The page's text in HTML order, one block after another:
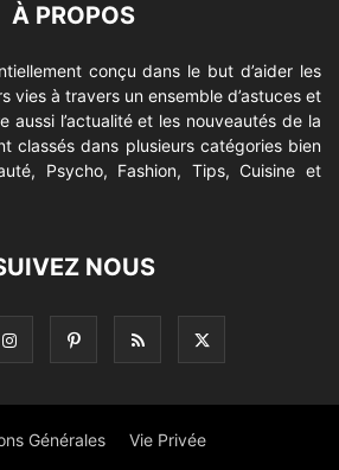
À PROPOS
conçu dans le but d’aider les
vies à travers un ensemble d’astuces et
aussi l’actualité et les nouveautés de la
classés dans plusieurs catégories bien
Psycho, Fashion, Tips, Cuisine et
NOUS
Générales Vie Privée